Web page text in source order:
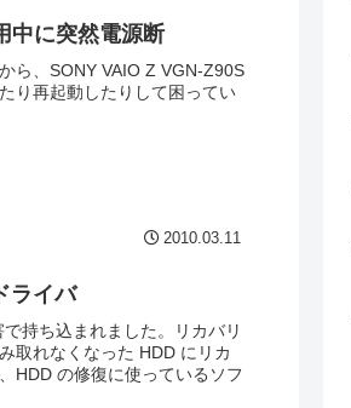
中に突然電源断
ら、SONY VAIO Z VGN-Z90S
り再起動したりして困ってい
2010.03.11
ライバ
持ち込まれました。リカバリ
取れなくなった HDD にリカ
HDD の修復に使っているソフ